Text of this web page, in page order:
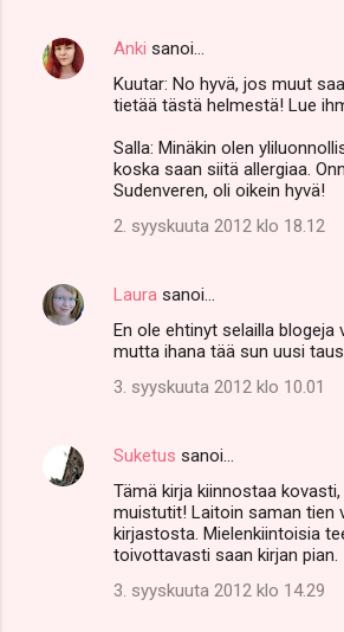
Anki sanoi…
Kuutar: No hyvä, jos muut
tietää tästä helmestä! Lue
Salla: Minäkin olen
koska saan siitä allergiaa.
Sudenveren, oli oikein hyvä!
2. syyskuuta 2012 klo 18.12
Laura sanoi…
En ole ehtinyt selailla blogeja
mutta ihana tää sun uusi
3. syyskuuta 2012 klo 10.01
Suketus sanoi…
Tämä kirja kiinnostaa
muistutit! Laitoin saman tien
kirjastosta. Mielenkiintoisia
toivottavasti saan kirjan pian.
3. syyskuuta 2012 klo 14.29